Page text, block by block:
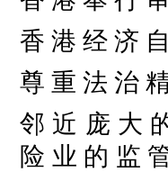
香 港 经 济
尊 重 法 治
邻 近 庞 大
险 业 的 监